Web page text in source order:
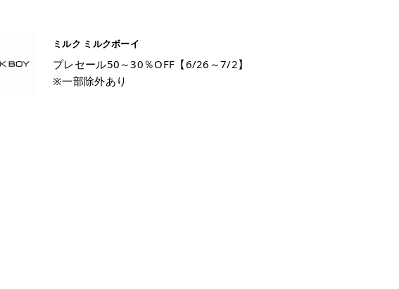
ミルク ミルクボーイ
プレセール50～30％OFF【6/26～7/2】
※一部除外あり